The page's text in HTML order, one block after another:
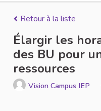
Retour à la liste
Élargir les
des BU pour
ressources
Vision Campus IEP